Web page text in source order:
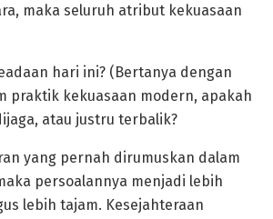
maka seluruh atribut kekuasaan
hari ini? (Bertanya dengan
praktik kekuasaan modern, apakah
atau justru terbalik?
yang pernah dirumuskan dalam
persoalannya menjadi lebih
lebih tajam. Kesejahteraan